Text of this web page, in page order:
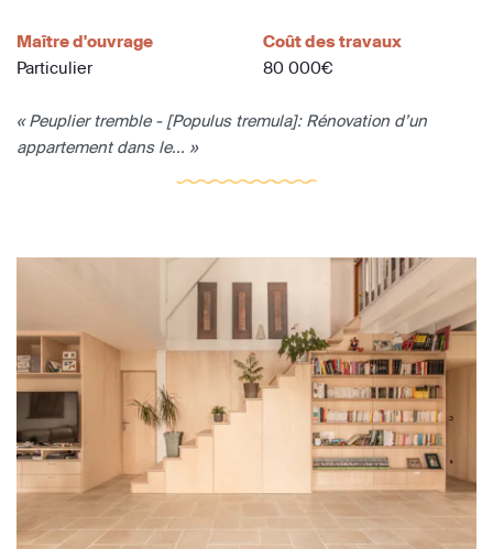
Maître d'ouvrage
Particulier
Coût des travaux
80 000€
« Peuplier tremble - [Populus tremula]: Rénovation d’un
appartement dans le... »